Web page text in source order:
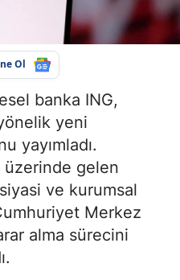
Ol
banka ING,
yeni
yayımladı.
gelen
ve kurumsal
Merkez
alma sürecini